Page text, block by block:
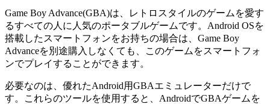
Game Boy Advance(GBA)は、レトロスタイルのゲームを愛す
るすべての人に人気のポータブルゲームです。Android OSを
搭載したスマートフォンをお持ちの場合は、Game Boy
Advanceを別途購入しなくても、このゲームをスマートフォ
ンでプレイすることができます。
必要なのは、優れたAndroid用GBAエミュレーターだけで
す。これらのツールを使用すると、AndroidでGBAゲームを